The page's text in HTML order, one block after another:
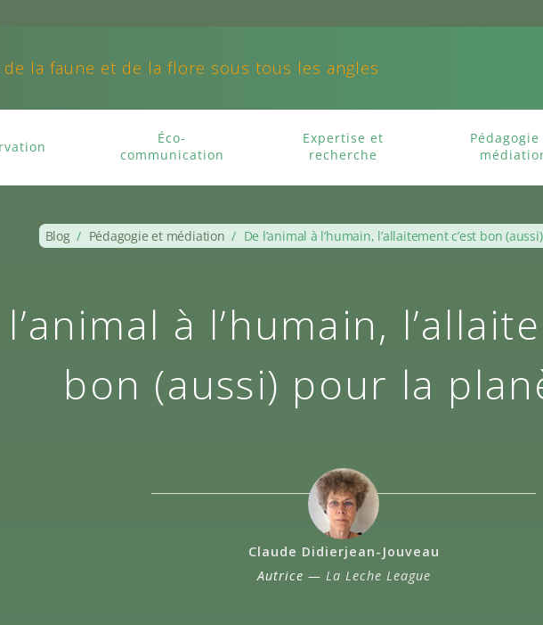
la faune et de la flore sous tous les angles
Éco-
communication
Expertise et
recherche
Blog/ Pédagogie et médiation / De l’animal à l’humain, l’allaitement c’est bon
à l’humain,
bon (aussi) pour la
Claude Didierjean-Jouveau
Autrice — La Leche League